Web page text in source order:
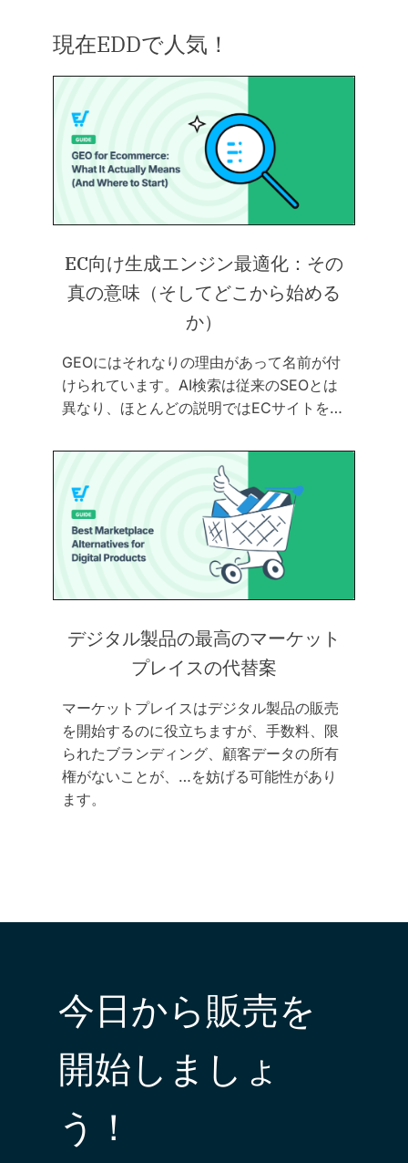
現在EDDで人気！
EC向け生成エンジン最適化：その
真の意味（そしてどこから始める
か）
GEOにはそれなりの理由があって名前が付
けられています。AI検索は従来のSEOとは
異なり、ほとんどの説明ではECサイトを…
デジタル製品の最高のマーケット
プレイスの代替案
マーケットプレイスはデジタル製品の販売
を開始するのに役立ちますが、手数料、限
られたブランディング、顧客データの所有
権がないことが、…を妨げる可能性があり
ます。
今日から販売を
開始しましょ
う！